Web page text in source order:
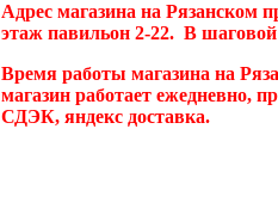
Адрес магазина на Рязанском
этаж павильон 2-22. В
Время работы магазина на
магазин работает ежедневно,
СДЭК, яндекс доставка.